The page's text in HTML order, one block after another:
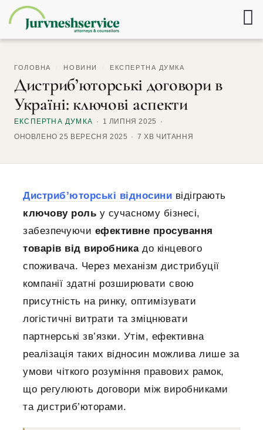
ГОЛОВНА НОВИНИ ЕКСПЕРТНА ДУМКА
Дистриб’юторські договори в
Україні: ключові аспекти
ЕКСПЕРТНА ДУМКА
1 ЛИПНЯ 2025
ОНОВЛЕНО 25 ВЕРЕСНЯ 2025
7 ХВ ЧИТАННЯ
Дистриб’юторські відносини відіграють
ключову роль у сучасному бізнесі,
забезпечуючи ефективне просування
товарів від виробникадо кінцевого
споживача. Через механізм дистрибуції
компанії здатні розширювати свою
присутність на ринку, оптимізувати
логістичні витрати та зміцнювати
партнерські зв’язки. Утім, ефективна
реалізація таких відносин можлива лише за
умови чіткого розуміння правових рамок,
що регулюють договори між виробниками
та дистриб’юторами.